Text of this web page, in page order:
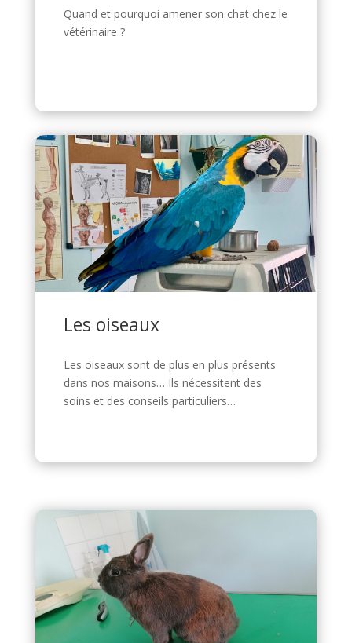
Quand et pourquoi amener son chat chez le
vétérinaire ?
Les oiseaux
Les oiseaux sont de plus en plus présents
dans nos maisons… Ils nécessitent des
soins et des conseils particuliers…